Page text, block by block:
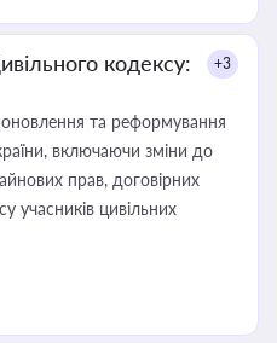
кодексу:
+3
та реформування
включаючи зміни до
прав, договірних
учасників цивільних